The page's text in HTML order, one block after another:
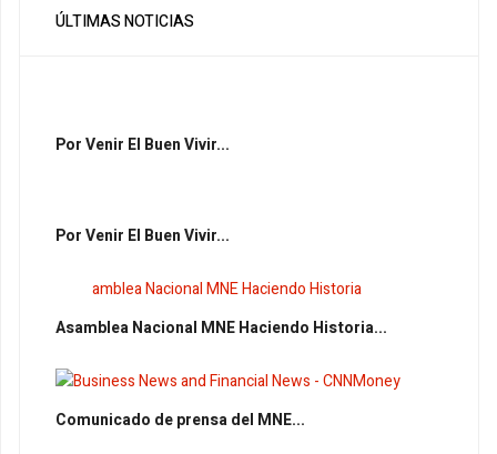
ÚLTIMAS NOTICIAS
Por Venir El Buen Vivir...
Por Venir El Buen Vivir...
Asamblea Nacional MNE Haciendo Historia...
Comunicado de prensa del MNE...